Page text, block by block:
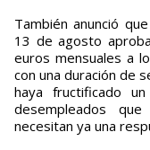
También anunció
13 de agosto
euros mensuales a
con una duración de
haya fructificado
desempleados
necesitan ya una